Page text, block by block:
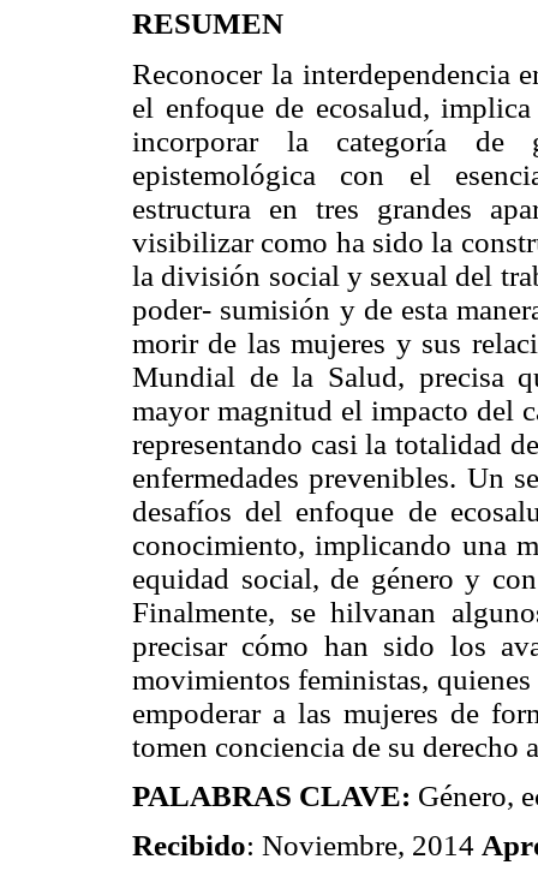
RESUMEN
Reconocer la interdependencia
el enfoque de ecosalud,
incorporar la categoría de
epistemológica con el
estructura en tres grandes
visibilizar como ha sido la
la división social y sexual del
poder- sumisión y de esta
morir de las mujeres y sus
Mundial de la Salud, precisa
mayor magnitud el impacto del
representando casi la totalidad
enfermedades prevenibles. Un
desafíos del enfoque de
conocimiento, implicando una
equidad social, de género y
Finalmente, se hilvanan
precisar cómo han sido los
movimientos feministas,
empoderar a las mujeres de
tomen conciencia de su derecho
PALABRAS CLAVE: Género,
Recibido: Noviembre, 2014